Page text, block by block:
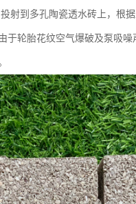
射到多孔陶瓷透水砖上，根
于轮胎花纹空气爆破及泵吸